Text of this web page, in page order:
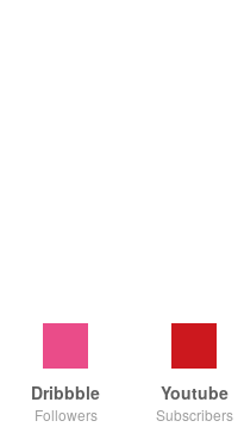
Dribbble
Followers
Youtube
Subscribers